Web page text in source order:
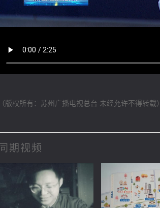
（版权所有：苏州广播电视总台 未经允许不得转载）
同期视频